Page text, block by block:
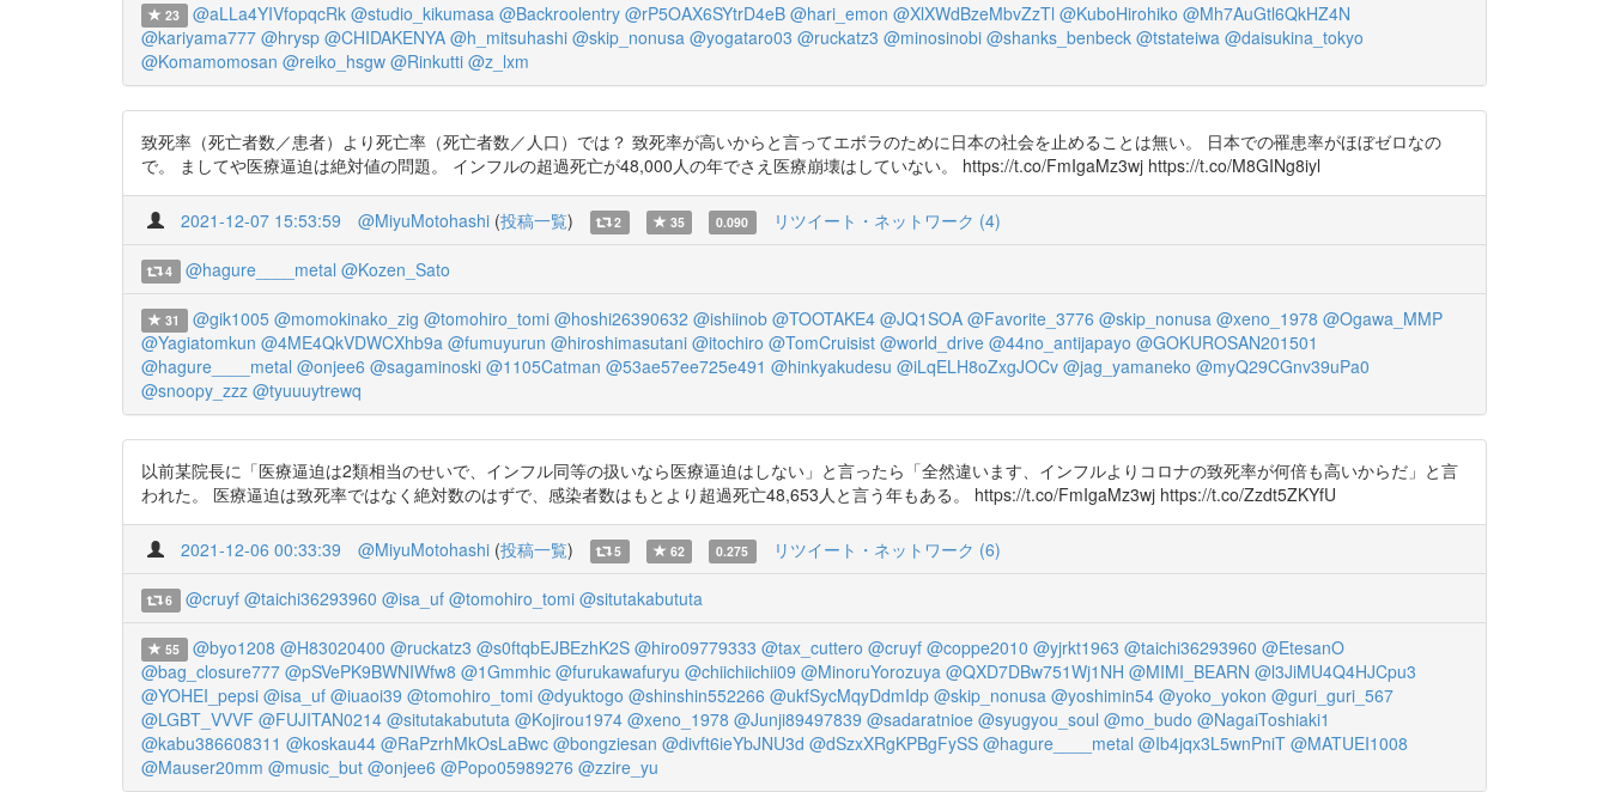
23 @aLLa4YIVfopqcRk @studio_kikumasa @Backroolentry @rP5OAX6SYtrD4eB @hari_emon @XlXWdBzeMbvZzTl @KuboHirohiko @Mh7AuGtl6QkHZ4N
@kariyama777 @hrysp @CHIDAKENYA @h_mitsuhashi @skip_nonusa @yogataro03 @ruckatz3 @minosinobi @shanks_benbeck @tstateiwa @daisukina_tokyo
@Komamomosan @reiko_hsgw @Rinkutti @z_lxm
致死率（死亡者数／患者）より死亡率（死亡者数／人口）では？ 致死率が高いからと言ってエボラのために日本の社会を止めることは無い。 日本での罹患率がほぼゼロなの
で。 ましてや医療逼迫は絶対値の問題。 インフルの超過死亡が48,000人の年でさえ医療崩壊はしていない。 https://t.co/FmIgaMz3wj https://t.co/M8GINg8iyl
2021-12-07 15:53:59 @MiyuMotohashi (投稿一覧) 2 35 0.090 リツイート・ネットワーク (4)
4 @hagure____metal @Kozen_Sato
31 @gik1005 @momokinako_zig @tomohiro_tomi @hoshi26390632 @ishiinob @TOOTAKE4 @JQ1SOA @Favorite_3776 @skip_nonusa @xeno_1978 @Ogawa_MMP
@Yagiatomkun @4ME4QkVDWCXhb9a @fumuyurun @hiroshimasutani @itochiro @TomCruisist @world_drive @44no_antijapayo @GOKUROSAN201501
@hagure____metal @onjee6 @sagaminoski @1105Catman @53ae57ee725e491 @hinkyakudesu @iLqELH8oZxgJOCv @jag_yamaneko @myQ29CGnv39uPa0
@snoopy_zzz @tyuuuytrewq
以前某院長に「医療逼迫は2類相当のせいで、インフル同等の扱いなら医療逼迫はしない」と言ったら「全然違います、インフルよりコロナの致死率が何倍も高いからだ」と言
われた。 医療逼迫は致死率ではなく絶対数のはずで、感染者数はもとより超過死亡48,653人と言う年もある。 https://t.co/FmIgaMz3wj https://t.co/Zzdt5ZKYfU
2021-12-06 00:33:39 @MiyuMotohashi (投稿一覧) 5 62 0.275 リツイート・ネットワーク (6)
6 @cruyf @taichi36293960 @isa_uf @tomohiro_tomi @situtakabututa
55 @byo1208 @H83020400 @ruckatz3 @s0ftqbEJBEzhK2S @hiro09779333 @tax_cuttero @cruyf @coppe2010 @yjrkt1963 @taichi36293960 @EtesanO
@bag_closure777 @pSVePK9BWNIWfw8 @1Gmmhic @furukawafuryu @chiichiichii09 @MinoruYorozuya @QXD7DBw751Wj1NH @MIMI_BEARN @l3JiMU4Q4HJCpu3
@YOHEI_pepsi @isa_uf @iuaoi39 @tomohiro_tomi @dyuktogo @shinshin552266 @ukfSycMqyDdmIdp @skip_nonusa @yoshimin54 @yoko_yokon @guri_guri_567
@LGBT_VVVF @FUJITAN0214 @situtakabututa @Kojirou1974 @xeno_1978 @Junji89497839 @sadaratnioe @syugyou_soul @mo_budo @NagaiToshiaki1
@kabu386608311 @koskau44 @RaPzrhMkOsLaBwc @bongziesan @divft6ieYbJNU3d @dSzxXRgKPBgFySS @hagure____metal @Ib4jqx3L5wnPniT @MATUEI1008
@Mauser20mm @music_but @onjee6 @Popo05989276 @zzire_yu